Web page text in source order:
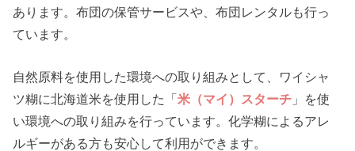
あります。布団の保管サービスや、布団レンタルも行っ
ています。
自然原料を使用した環境への取り組みとして、ワイシャ
ツ糊に北海道米を使用した「米（マイ）スターチ 」を使
い環境への取り組みを行っています。化学糊によるアレ
ルギーがある方も安心して利用ができます。